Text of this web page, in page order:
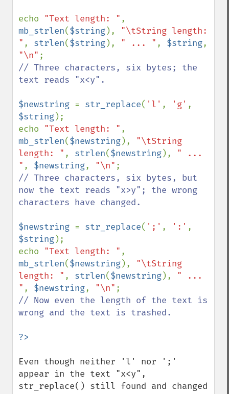
echo "Text length: "
mb_strlen($string), "\tString length:
" , strlen($string), " ... " , $string
"\n"
// Three characters, six bytes; the
text reads "x<y".
$newstring = str_replace( 'l' , 'g'
$string);
echo "Text length: "
mb_strlen($newstring), "\tString
length: " , strlen($newstring), " ...
" , $newstring, "\n"
// Three characters, six bytes, but
now the text reads "x>y"; the wrong
characters have changed.
$newstring = str_replace( ';' , ':'
$string);
echo "Text length: "
mb_strlen($newstring), "\tString
length: " , strlen($newstring), " ...
" , $newstring, "\n"
// Now even the length of the text is
wrong and the text is trashed.
Even though neither 'l' nor ';'
appear in the text "x<y",
str_replace() still found and changed